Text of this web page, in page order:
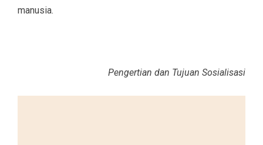
manusia.
Pengertian dan Tujuan Sosialisasi